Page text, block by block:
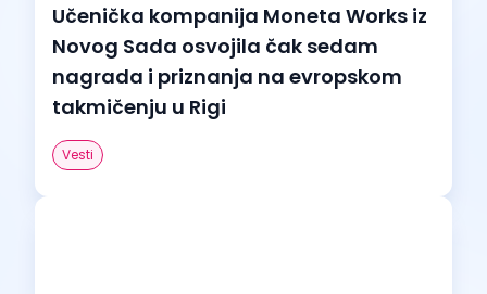
Učenička kompanija Moneta Works iz
Novog Sada osvojila čak sedam
nagrada i priznanja na evropskom
takmičenju u Rigi
Vesti